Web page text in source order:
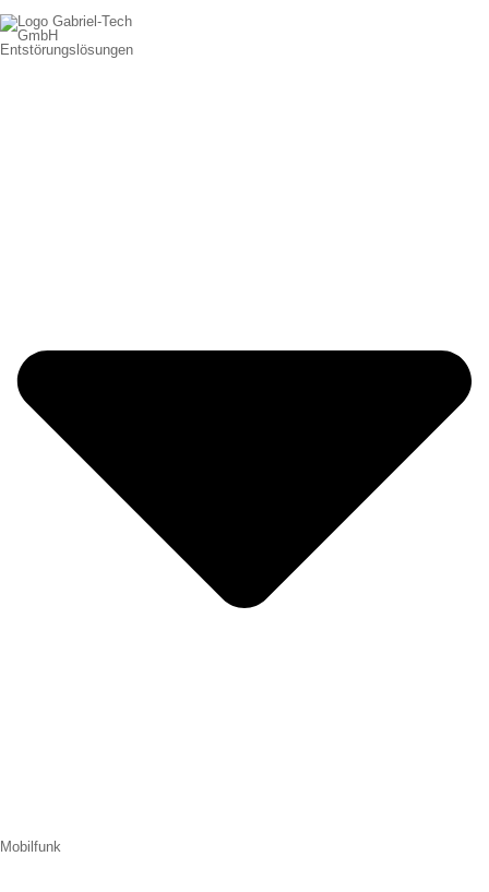
Entstörungslösungen
Mobilfunk